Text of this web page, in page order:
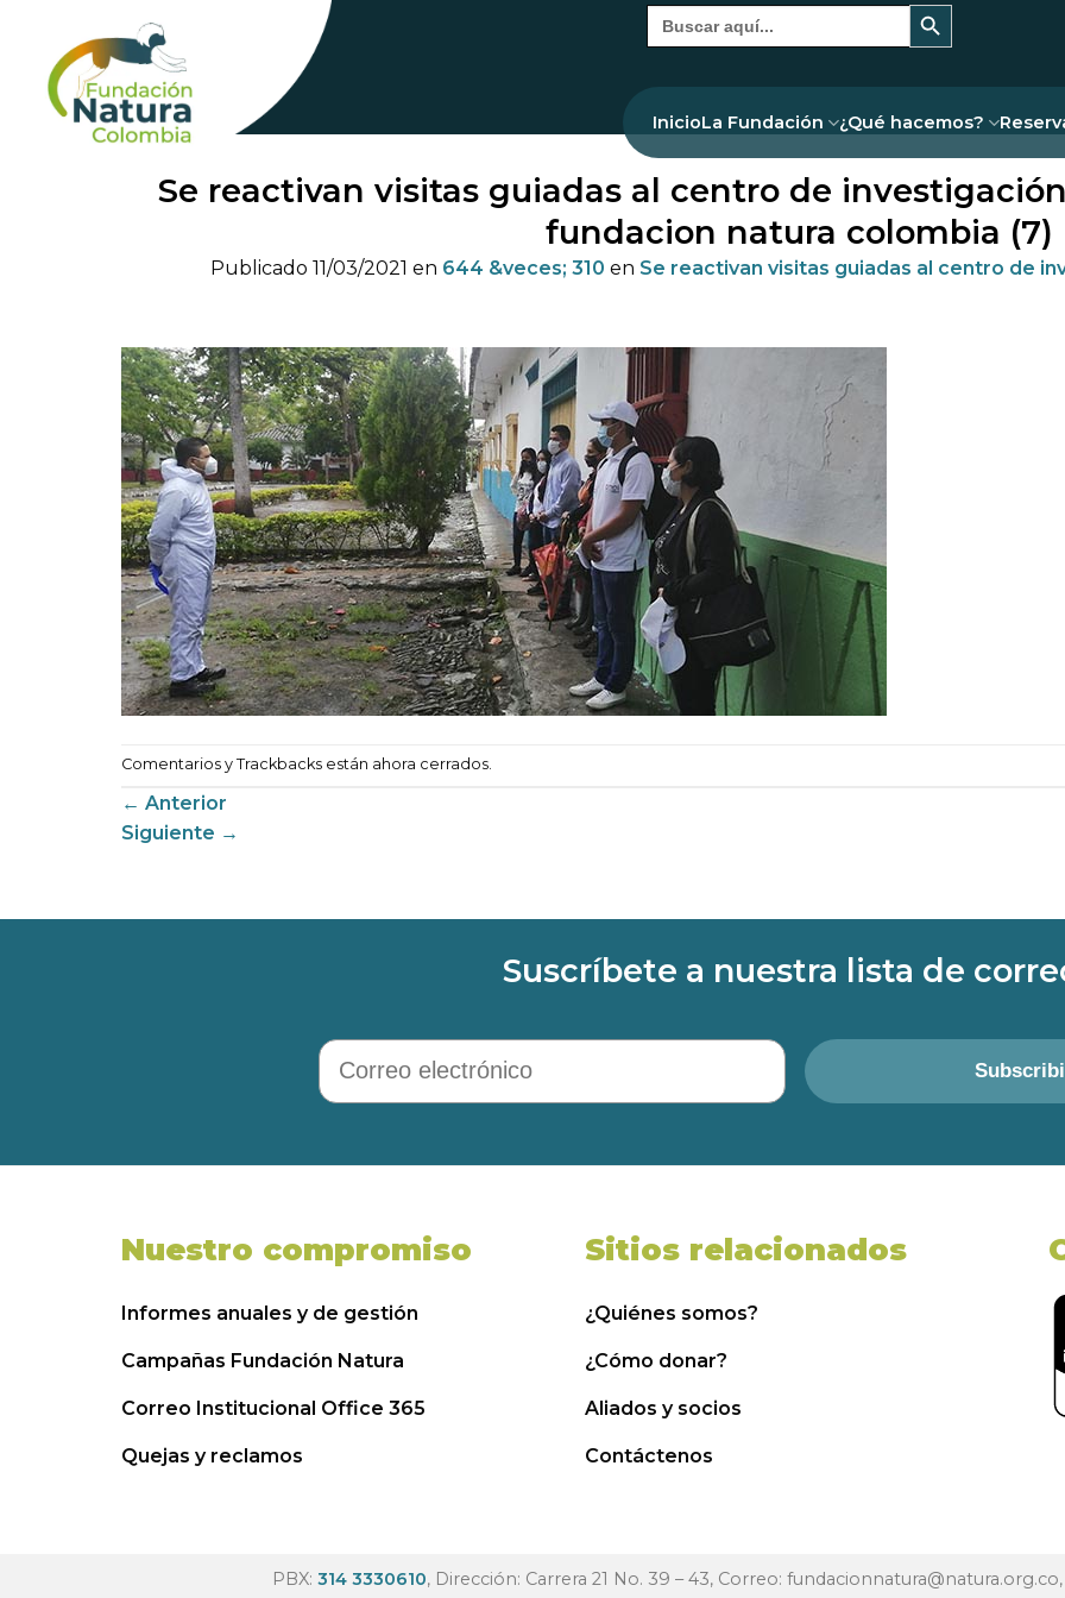
content
Buscar:
InicioLa Fundación ¿Qué hacemos?
Se reactivan visitas guiadas al centro de
fundacion natura colombia (7)
Publicado 11/03/2021 en 644 &veces; 310 en Se reactivan visitas guiadas al centro de
Comentarios y Trackbacks están ahora cerrados.
← Anterior
Siguiente →
Suscríbete a nuestra lista de
Correo electrónico
Nuestro compromiso
Informes anuales y de gestión
Campañas Fundación Natura
Correo Institucional Office 365
Quejas y reclamos
Sitios relacionados
¿Quiénes somos?
¿Cómo donar?
Aliados y socios
Contáctenos
PBX: 314 3330610, Dirección: Carrera 21 No. 39 – 43, Correo: fundacionnatura@natura.org.co